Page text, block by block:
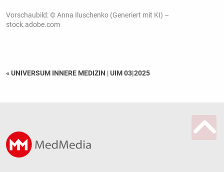
Vorschaubild: © Anna Iluschenko (Generiert mit KI) –
stock.adobe.com
« UNIVERSUM INNERE MEDIZIN |UIM 03|2025